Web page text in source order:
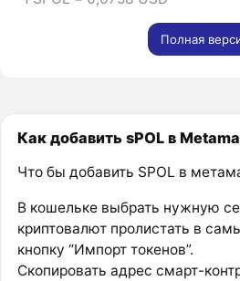
Полная
Как добавить sPOL в
Что бы добавить SPOL в
В кошельке выбрать нужную
криптовалют пролистать в
кнопку “Импорт токенов”.
Скопировать адрес смарт-